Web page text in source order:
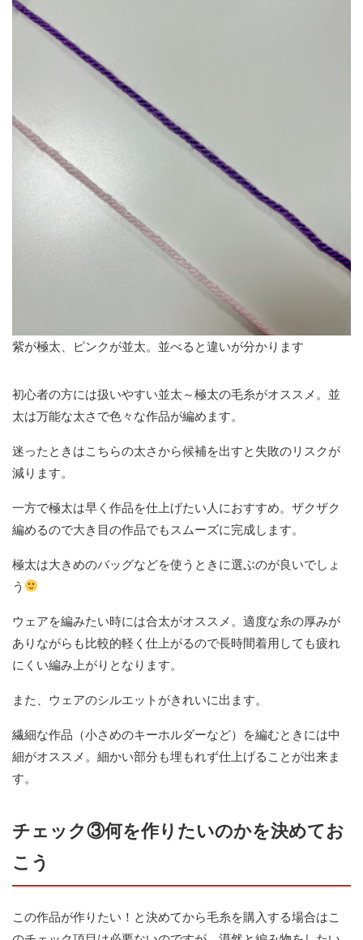
紫が極太、ピンクが並太。並べると違いが分かります
初心者の方には扱いやすい並太～極太の毛糸がオススメ。並
太は万能な太さで色々な作品が編めます。
迷ったときはこちらの太さから候補を出すと失敗のリスクが
減ります。
一方で極太は早く作品を仕上げたい人におすすめ。ザクザク
編めるので大き目の作品でもスムーズに完成します。
極太は大きめのバッグなどを使うときに選ぶのが良いでしょ
う
ウェアを編みたい時には合太がオススメ。適度な糸の厚みが
ありながらも比較的軽く仕上がるので長時間着用しても疲れ
にくい編み上がりとなります。
また、ウェアのシルエットがきれいに出ます。
繊細な作品（小さめのキーホルダーなど）を編むときには中
細がオススメ。細かい部分も埋もれず仕上げることが出来ま
す。
チェック③何を作りたいのかを決めてお
こう
この作品が作りたい！と決めてから毛糸を購入する場合はこ